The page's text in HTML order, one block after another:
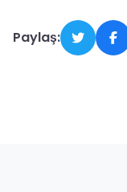
Paylaş: